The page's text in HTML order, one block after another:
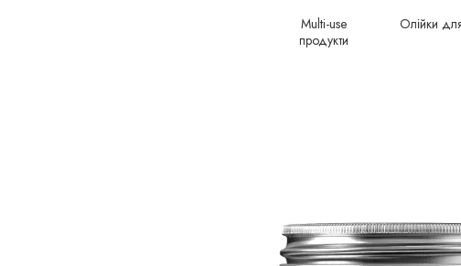
Multi-use
продукти
Олійки